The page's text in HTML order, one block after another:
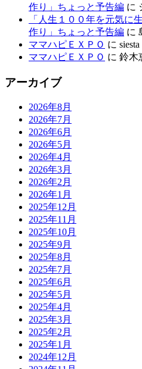
作り」ちょっと予告編 に
「人生１００年を元気に
作り」ちょっと予告編 に
ママハピＥＸＰＯ に siesta
ママハピＥＸＰＯ に 鈴木
アーカイブ
2026年8月
2026年7月
2026年6月
2026年5月
2026年4月
2026年3月
2026年2月
2026年1月
2025年12月
2025年11月
2025年10月
2025年9月
2025年8月
2025年7月
2025年6月
2025年5月
2025年4月
2025年3月
2025年2月
2025年1月
2024年12月